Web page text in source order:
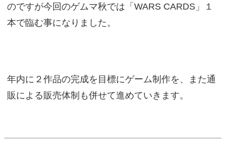
のですが今回のゲムマ秋では「WARS CARDS」１
本で臨む事になりました。
年内に２作品の完成を目標にゲーム制作を、また通
販による販売体制も併せて進めていきます。